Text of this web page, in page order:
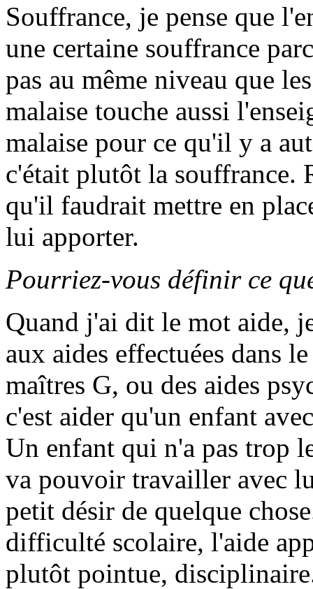
Souffrance, je pense que
une certaine souffrance
pas au même niveau que
malaise touche aussi
malaise pour ce qu'il y a
c'était plutôt la souffrance.
qu'il faudrait mettre en
lui apporter.
Pourriez-vous définir ce
Quand j'ai dit le mot aide,
aux aides effectuées dans
maîtres G, ou des aides
c'est aider qu'un enfant
Un enfant qui n'a pas trop
va pouvoir travailler avec
petit désir de quelque
difficulté scolaire, l'aide
plutôt pointue,